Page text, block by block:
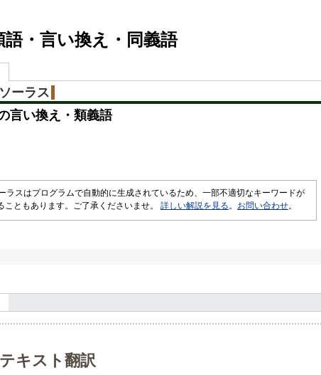
5
%
語・言い換え・同義語
ーラス
言い換え・類義語
ラスはプログラムで自動的に生成されているため、一部不適切なキーワードが
こともあります。ご了承くださいませ。 詳しい解説を見る 。 お問い合わせ。
キスト翻訳